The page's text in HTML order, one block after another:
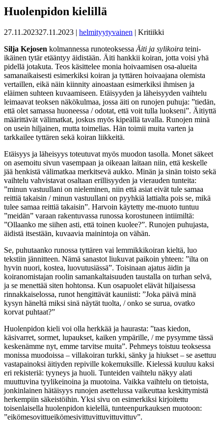
Huolenpidon kielillä
27.11.202327.11.2023 | helmityytyvainen | Kritiikki
Silja Kejosen kolmannessa runoteoksessa Äiti ja sylikoira teini-
ikäinen tytär etääntyy äidistään. Äiti hankkii koiran, jotta voisi yhä
pidellä jotakuta. Teos käsittelee monia hoivaamisen osa-alueita
samanaikaisesti esimerkiksi koiran ja tyttären hoivaajana olemista
vertaillen, eikä näin kiinnity ainoastaan esimerkiksi ihmisen ja
eläimen suhteen kuvaamiseen. Etäisyyden ja läheisyyden vaihtelu
leimaavat teoksen näkökulmaa, jossa äiti on runojen puhuja: ”tiedän,
että olet samassa huoneessa / odotat, että voit tulla luokseni”. Äitiyttä
määrittävät välimatkat, joskus myös kipeällä tavalla. Runojen minä
on usein hiljainen, mutta toimelias. Hän toimii muita varten ja
tarkkailee tyttären sekä koiran liikkeitä.
Etäisyys ja läheisyys toteutuvat myös muodon tasolla. Monet säkeet
on asemoitu sivun vasempaan ja oikeaan laitaan niin, että keskelle
jää henkistä välimatkaa merkitsevä aukko. Minän ja sinän toisto sekä
vaihtelu vahvistavat osaltaan erillisyyden ja vierauden tunteita:
”minun vastuullani on nieleminen, niin että asiat eivät tule samaa
reittiä takaisin / minun vastuullani on pyyhkiä lattialta pois se, mikä
tulee samaa reittiä takaisin”. Harvoin käytetty me-muoto tuntuu
”meidän” varaan rakentuvassa runossa korostuneen intiimiltä:
”Ollaanko me siihen asti, että toinen kuolee?”. Runojen puhujasta,
äidistä itsestään, kuvaavia mainintoja on vähän.
Se, puhutaanko runossa tyttären vai lemmikkikoiran kieltä, luo
tekstiin jännitteen. Nämä sanastot liukuvat paikoin yhteen: ”ilta on
hyvin nuori, kostea, luovutusiässä”. Toisinaan ajatus äidin ja
koiranomistajan roolin samankaltaisuuden taustalla on turhan selvä,
ja se menettää siten hohtonsa. Kun osapuolet elävät hiljaisessa
rinnakkaiselossa, runot hengittävät kauniisti: ”Joka päivä minä
kysyn häneltä miksi sinä näytät tuolta, / onko se surua, ovatko
korvat puhtaat?”
Huolenpidon kieli voi olla herkkää ja haurasta: ”taas kiedon,
käsivarret, sormet, lupaukset, kaiken ympärille, / me pysymme tässä
keskenämme nyt, emme tarvitse muita”. Pehmeys toistuu teoksessa
monissa muodoissa – villakoiran turkki, sänky ja hiukset – se asettuu
vastapainoksi äitiyden repiville kokemuksille. Kielessä kuuluu kaksi
eri rekisteriä: tyyneys ja huoli. Tunteiden vaihtelu näkyy alati
muuttuvina tyylikeinoina ja muotoina. Vaikka vaihtelu on tietoista,
jonkinlainen hätäisyys runojen asettelussa vaikeuttaa keskittymistä
herkempiin säkeistöihin. Yksi sivu on esimerkiksi kirjoitettu
toisenlaisella huolenpidon kielellä, tunteenpurkauksen muotoon:
”eikömesovittueikömesivittuvittuvittuvittuv”.